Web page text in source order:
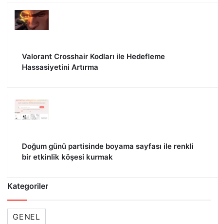
Valorant Crosshair Kodları ile Hedefleme
Hassasiyetini Artırma
Doğum günü partisinde boyama sayfası ile renkli
bir etkinlik köşesi kurmak
Kategoriler
GENEL